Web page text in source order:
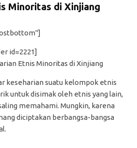
Minoritas di Xinjiang
id=2221]
Etnis Minoritas di Xinjiang
keseharian suatu kelompok etnis
untuk disimak oleh etnis yang lain,
memahami. Mungkin, karena
diciptakan berbangsa-bangsa